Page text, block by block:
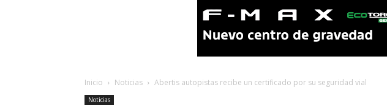
Inicio Noticias Abertis autopistas recibe un certificado por su seguridad vial
Noticias